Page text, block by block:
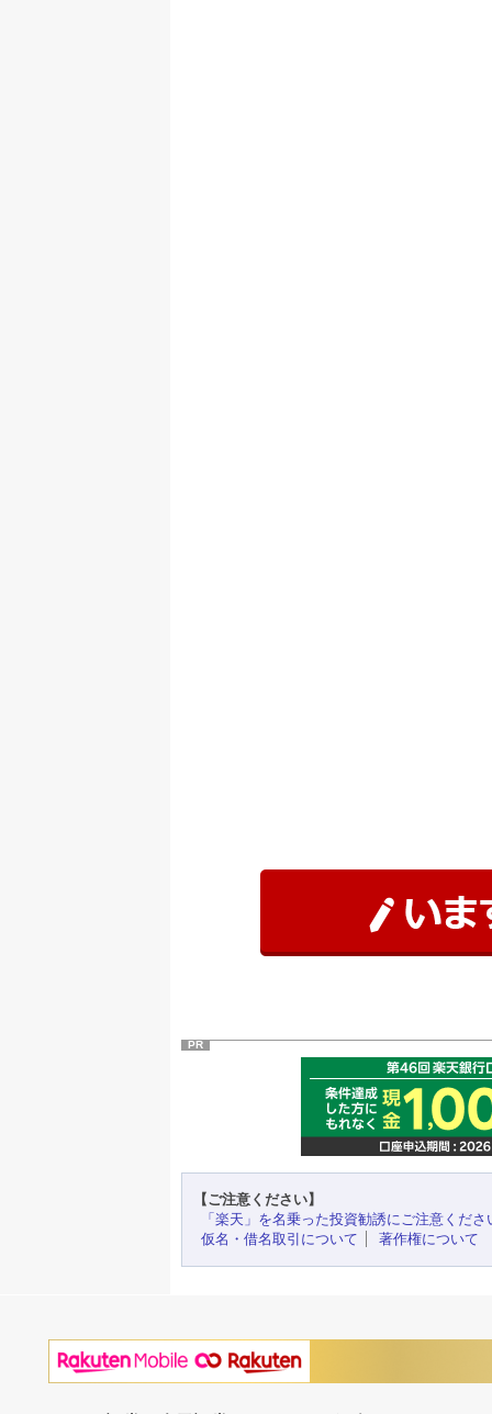
PR
【ご注意ください】
「楽天」を名乗った投資勧誘にご注意くださ
仮名・借名取引について
著作権について